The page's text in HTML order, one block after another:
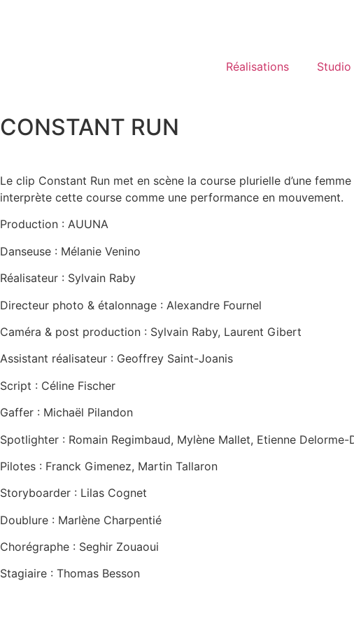
Réalisations Studio
CONSTANT RUN
Le clip Constant Run met en scène la course plurielle d’une
interprète cette course comme une performance en mouvement.
Production : AUUNA
Danseuse : Mélanie Venino
Réalisateur : Sylvain Raby
Directeur photo & étalonnage : Alexandre Fournel
Caméra & post production : Sylvain Raby, Laurent Gibert
Assistant réalisateur : Geoffrey Saint-Joanis
Script : Céline Fischer
Gaffer : Michaël Pilandon
Spotlighter : Romain Regimbaud, Mylène Mallet, Etienne Delorme-
Pilotes : Franck Gimenez, Martin Tallaron
Storyboarder : Lilas Cognet
Doublure : Marlène Charpentié
Chorégraphe : Seghir Zouaoui
Stagiaire : Thomas Besson